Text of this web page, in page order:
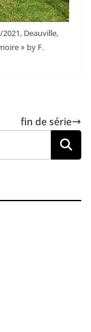
Deauville,
» by F.
fin de série